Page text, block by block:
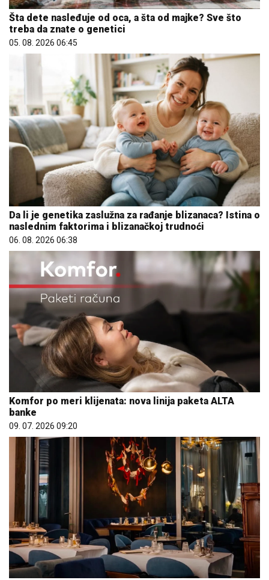
Šta dete nasleđuje od oca, a šta od majke? Sve što
treba da znate o genetici
05. 08. 2026 06:45
Da li je genetika zaslužna za rađanje blizanaca? Istina o
naslednim faktorima i blizanačkoj trudnoći
06. 08. 2026 06:38
Komfor po meri klijenata: nova linija paketa ALTA
banke
09. 07. 2026 09:20